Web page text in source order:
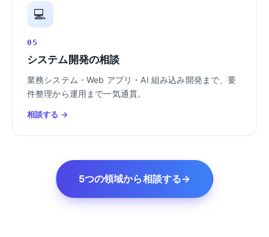
💻
05
システム開発の相談
業務システム・Web アプリ・AI 組み込み開発まで、要
件整理から運用まで一気通貫。
相談する →
5つの領域から相談する→